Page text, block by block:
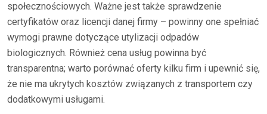
społecznościowych. Ważne jest także sprawdzenie
certyfikatów oraz licencji danej firmy – powinny one spełniać
wymogi prawne dotyczące utylizacji odpadów
biologicznych. Również cena usług powinna być
transparentna; warto porównać oferty kilku firm i upewnić się,
że nie ma ukrytych kosztów związanych z transportem czy
dodatkowymi usługami.